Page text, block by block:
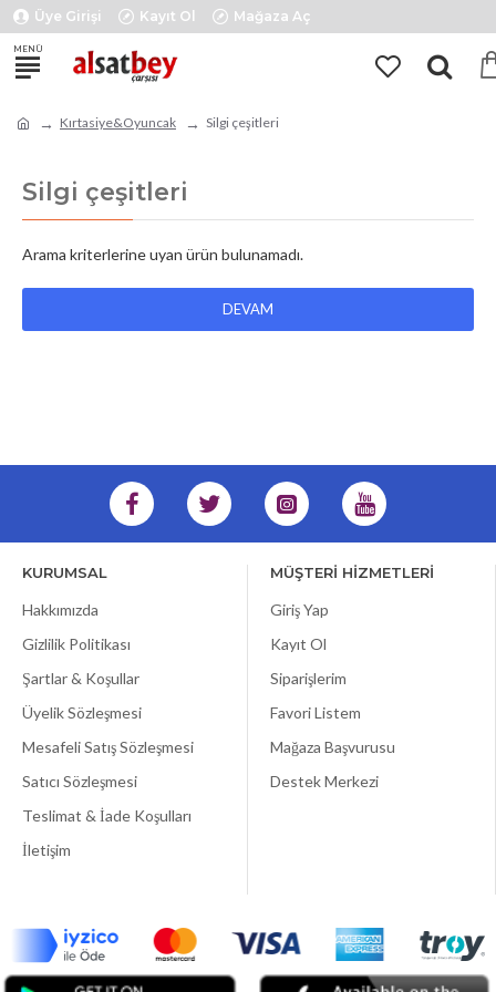
Üye Girişi Kayıt Ol Mağaza Aç
Kırtasiye&Oyuncak Silgi çeşitleri
Silgi çeşitleri
Arama kriterlerine uyan ürün bulunamadı.
DEVAM
KURUMSAL
Hakkımızda
Gizlilik Politikası
Şartlar & Koşullar
Üyelik Sözleşmesi
Mesafeli Satış Sözleşmesi
Satıcı Sözleşmesi
Teslimat & İade Koşulları
İletişim
MÜŞTERİ HİZMETLERİ
Giriş Yap
Kayıt Ol
Siparişlerim
Favori Listem
Mağaza Başvurusu
Destek Merkezi